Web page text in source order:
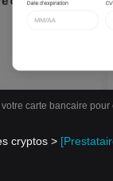
carte bancaire
cryptos >